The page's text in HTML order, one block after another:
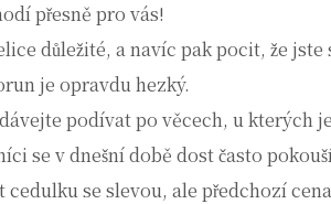
přesně pro vás!
důležité, a navíc pak pocit, že
je opravdu hezký.
podívat po věcech, u kterých
se v dnešní době dost často
cedulku se slevou, ale předchozí